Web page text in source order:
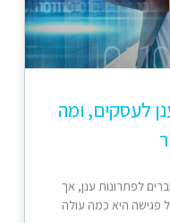
לעסקים, ומה
לפתרונות ענן, אך
היא כמה עולה